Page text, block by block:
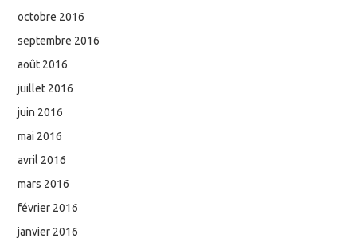
octobre 2016
septembre 2016
août 2016
juillet 2016
juin 2016
mai 2016
avril 2016
mars 2016
février 2016
janvier 2016